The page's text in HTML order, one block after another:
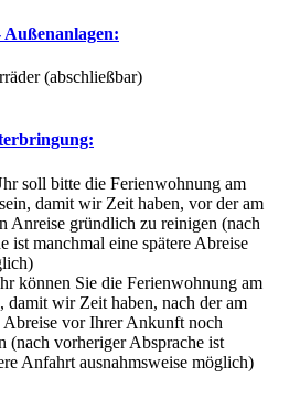
Außenanlagen:
(abschließbar)
soll bitte die Ferienwohnung am
damit wir Zeit haben, vor der am
Anreise gründlich zu reinigen (nach
ist manchmal eine spätere Abreise
können Sie die Ferienwohnung am
damit wir Zeit haben, nach der am
Abreise vor Ihrer Ankunft noch
(nach vorheriger Absprache ist
Anfahrt ausnahmsweise möglich)